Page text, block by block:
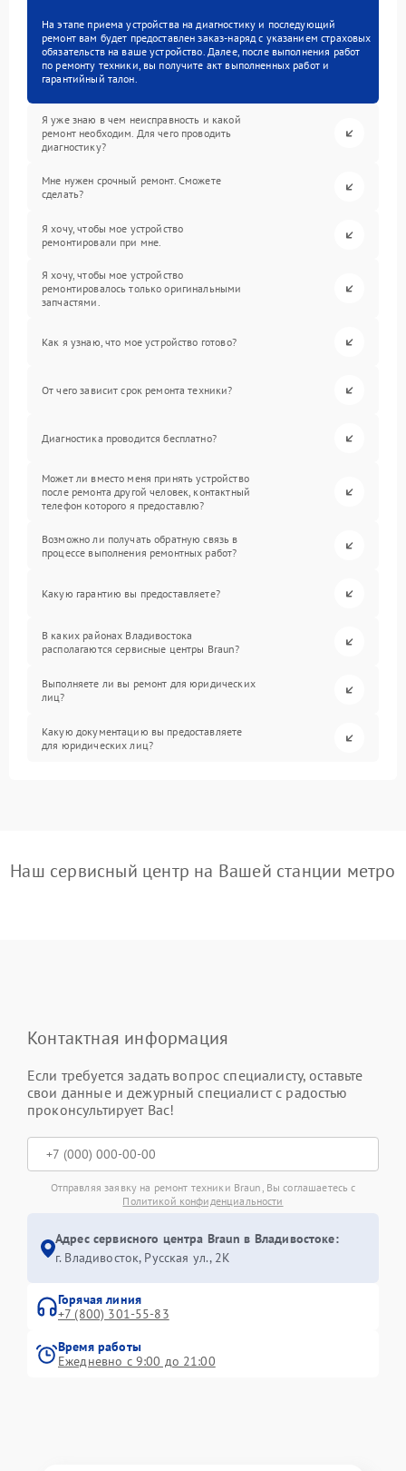
На этапе приема устройства на диагностику и последующий
ремонт вам будет предоставлен заказ-наряд с указанием страховых
обязательств на ваше устройство. Далее, после выполнения работ
по ремонту техники, вы получите акт выполненных работ и
гарантийный талон.
Я уже знаю в чем неисправность и какой
ремонт необходим. Для чего проводить
диагностику?
Мне нужен срочный ремонт. Сможете
сделать?
Я хочу, чтобы мое устройство
ремонтировали при мне.
Я хочу, чтобы мое устройство
ремонтировалось только оригинальными
запчастями.
Как я узнаю, что мое устройство готово?
От чего зависит срок ремонта техники?
Диагностика проводится бесплатно?
Может ли вместо меня принять устройство
после ремонта другой человек, контактный
телефон которого я предоставлю?
Возможно ли получать обратную связь в
процессе выполнения ремонтных работ?
Какую гарантию вы предоставляете?
В каких районах Владивостока
располагаются сервисные центры Braun?
Выполняете ли вы ремонт для юридических
лиц?
Какую документацию вы предоставляете
для юридических лиц?
Наш сервисный центр на Вашей станции метро
Контактная информация
Если требуется задать вопрос специалисту, оставьте
свои данные и дежурный специалист с радостью
проконсультирует Вас!
Отправляя заявку на ремонт техники Braun, Вы соглашаетесь с
Политикой конфиденциальности
Адрес сервисного центра Braun в Владивостоке:
г. Владивосток, Русская ул., 2К
Горячая линия
+7 (800) 301-55-83
Время работы
Ежедневно с 9:00 до 21:00